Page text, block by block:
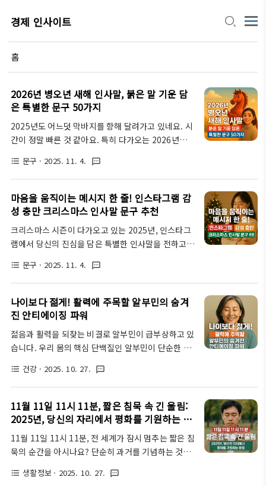
경제 인사이트
홈
2026년 병오년 새해 인사말, 붉은 말 기운 담
은 특별한 문구 50가지
2025년도 어느덧 막바지를 향해 달려가고 있네요. 시
간이 정말 빠른 것 같아요. 특히 다가오는 2026년은
말의 해'입니다! 붉은 말이라고 하니 뭔가 열정적이고
힘찬 에너지가 느껴지지 않나요? 개인적으로는 불꽃
처럼 타오르는 역동적인 기운이 가득할 것 같아 기대
가 됩니다. 이런 특별한 해에, 그냥 평범한 인사말 대
는 사람도 그 에너지를 고스란히 느낄 수 있지 않을까
요?그래서 오늘은 제가 직접! 2026년 병오년의 의미
를 되새기며, 가족, 친구, 직장 동료, 비즈니스 파트너
여러분의 2026년 ..
format_list_bulleted 문구 · 2025. 11. 4. textsms
마음을 움직이는 메시지 한 줄! 인스타그램 감
성 충만 크리스마스 인사말 문구 추천
크리스마스 시즌이 다가오고 있는 2025년, 인스타그
램에서 당신의 진심을 담은 특별한 인사말을 전하고
어, 보는 이의 마음을 움직이는 감성 가득한 크리스마
스 인사말 문구와 작성 팁을 알려드리려합니다. 친구,
가족, 지인, 그리고 비즈니스 관계에 있는 모든 이들에
게 깊은 인상을 남길 수 있는 메시지 작성 노하우를 지
세요! 어느덧 2025년도 막바지를 향해 달려가고 있네
요. 거리마다 울려 퍼지는 캐럴과 반짝이는 트리 장식
을 보면 괜스레 마음이 설레는 크리스마스 시즌이 코
를 전하고 따뜻한 마음을 나누는 것이 하나의..
format_list_bulleted 문구 · 2025. 11. 4. textsms
나이보다 젊게! 활력에 주목할 알부민의 숨겨
진 안티에이징 파워
젊음과 활력을 되찾는 비결로 알부민이 급부상하고 있
습니다. 우리 몸의 핵심 단백질인 알부민이 단순한 영
징 파워를 가졌다는 사실, 알고 계셨나요? 항산화부터
세포 재생까지, 알부민의 숨겨진 잠재력을 지금부터
파헤쳐 봅니다. 더 젊고 건강한 삶을 위한 당신의 여정
에 알부민이 새로운 이정표가 될 것입니다. 알부민, 젊
면서 자연스럽게 느껴지는 활력 저하, 피부 탄력 감소,
쉽게 지치는 몸… 이런 변화 앞에서 젊음을 유지하는
비결은 무엇일까, 한 번쯤 고민해보셨을 거예요. 제가
format_list_bulleted 건강 · 2025. 10. 27. textsms
11월 11일 11시 11분, 짧은 침묵 속 긴 울림:
2025년, 당신의 자리에서 평화를 기원하는 방
법
11월 11일 11시 11분, 전 세계가 잠시 멈추는 짧은 침
묵의 순간을 아시나요? 단순히 과거를 기념하는 것을
실천하는 방법에 대해 깊이 있게 탐구해 봅니다. 개인
format_list_bulleted 생활정보 · 2025. 10. 27. textsms